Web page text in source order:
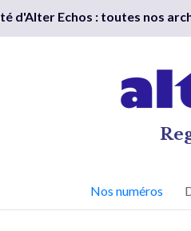
d'Alter Echos : toutes nos
Nos numéros